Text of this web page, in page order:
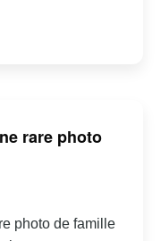
rare photo
photo de famille